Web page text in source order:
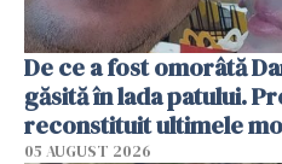
De ce a fost omorâtă
găsită în lada patului.
reconstituit ultimele
05 AUGUST 2026